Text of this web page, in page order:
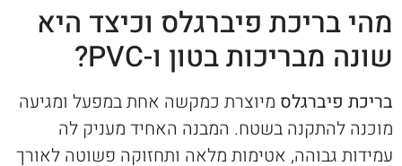
מהי בריכת פיברגלס וכיצד היא
שונה מבריכות בטון ו-PVC?
בריכת פיברגלס מיוצרת כמקשה אחת במפעל ומגיעה
מוכנה להתקנה בשטח. המבנה האחיד מעניק לה
עמידות גבוהה, אטימות מלאה ותחזוקה פשוטה לאורך